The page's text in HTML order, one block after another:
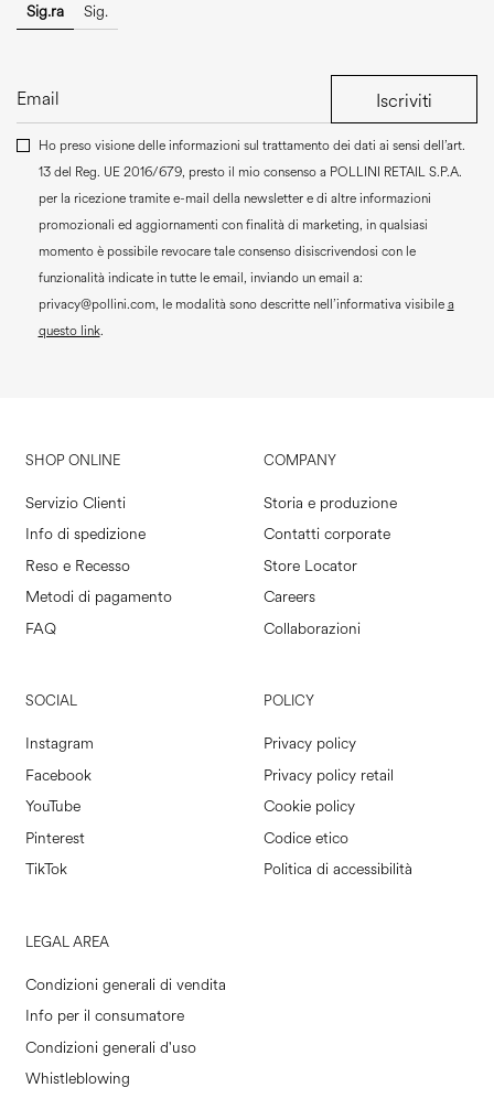
Sig.ra Sig.
Iscriviti
Ho preso visione delle informazioni sul trattamento dei dati ai sensi dell’art.
13 del Reg. UE 2016/679, presto il mio consenso a POLLINI RETAIL S.P.A.
per la ricezione tramite e-mail della newsletter e di altre informazioni
promozionali ed aggiornamenti con finalità di marketing, in qualsiasi
momento è possibile revocare tale consenso disiscrivendosi con le
funzionalità indicate in tutte le email, inviando un email a:
privacy@pollini.com, le modalità sono descritte nell’informativa visibilea
questo link.
SHOP ONLINE
Servizio Clienti
Info di spedizione
Reso e Recesso
Metodi di pagamento
FAQ
COMPANY
Storia e produzione
Contatti corporate
Store Locator
Careers
Collaborazioni
SOCIAL
Instagram
Facebook
YouTube
Pinterest
TikTok
POLICY
Privacy policy
Privacy policy retail
Cookie policy
Codice etico
Politica di accessibilità
LEGAL AREA
Condizioni generali di vendita
Info per il consumatore
Condizioni generali d'uso
Whistleblowing